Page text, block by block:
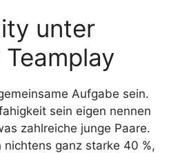
unter
Aufgabe sein.
sein eigen nennen
zahlreiche junge Paare.
nichtens ganz starke 40 %,